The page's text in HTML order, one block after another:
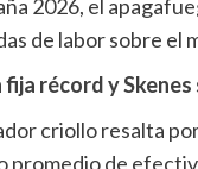
2026, el
de labor sobre el
fija récord y
criollo resalta
promedio de